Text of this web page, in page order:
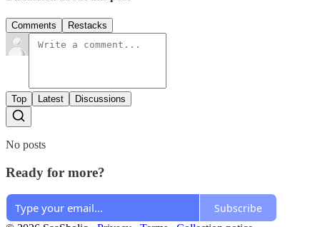
Comments Restacks
Top Latest Discussions
No posts
Ready for more?
Subscribe